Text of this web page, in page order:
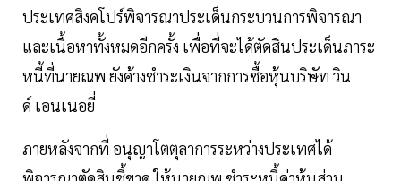
ประเทศสิงคโปร์พิจารณาประเด็นกระบวนการพิจารณา
และเนื้อหาทั้งหมดอีกครั้ง เพื่อที่จะได้ตัดสินประเด็นภาระ
หนี้ที่นายณพ ยังค้างชำระเงินจากการซื้อหุ้นบริษัท วิน
ด์ เอนเนอยี่
ภายหลังจากที่ อนุญาโตตุลาการระหว่างประเทศได้